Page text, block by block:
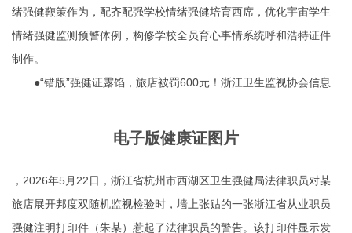
绪强健鞭策作为，配齐配强学校情绪强健培育西席，优化宇宙学生
情绪强健监测预警体例，构修学校全员育心事情系统呼和浩特证件
制作。
●“错版”强健证露馅，旅店被罚600元！浙江卫生监视协会信息
电子版健康证图片
，2026年5月22日，浙江省杭州市西湖区卫生强健局法律职员对某
旅店展开邦度双随机监视检验时，墙上张贴的一张浙江省从业职员
强健注明打印件（朱某）惹起了法律职员的警告。该打印件显示发